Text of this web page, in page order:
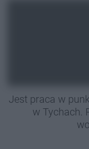
Jest praca w
w Tychach.